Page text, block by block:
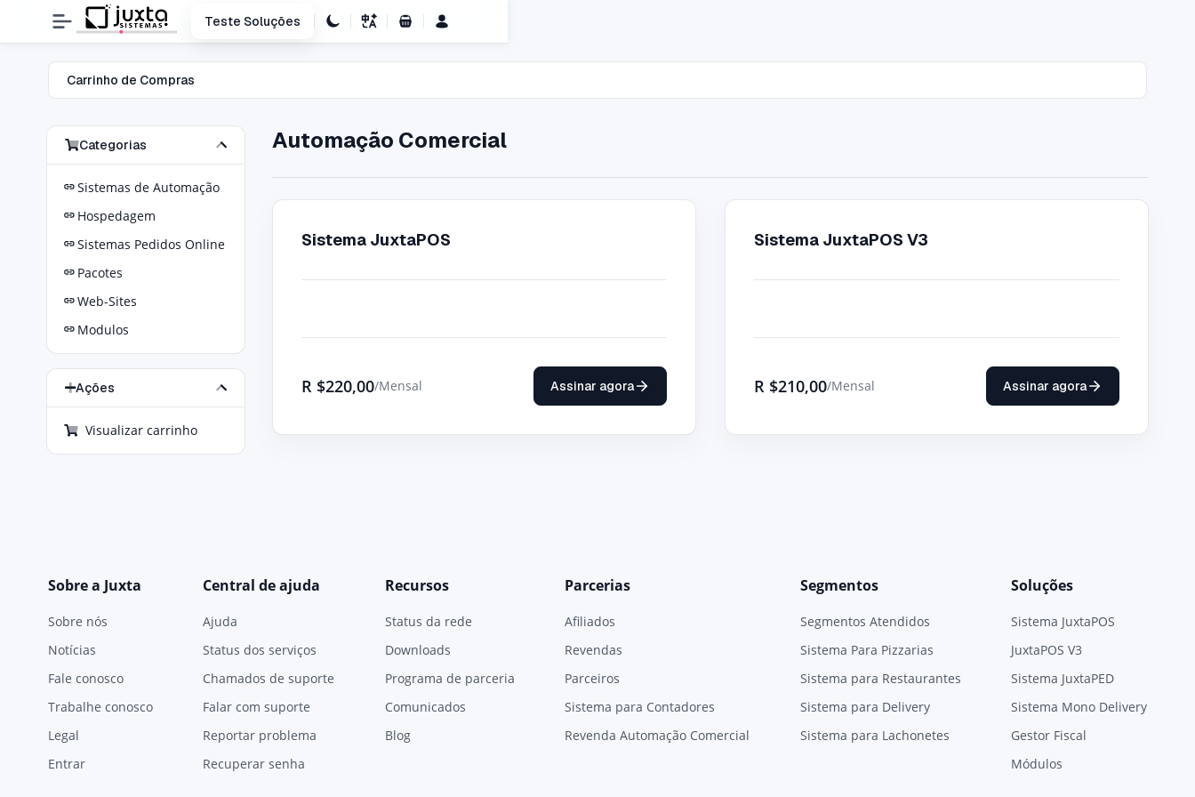
Teste Soluções
Carrinho de Compras
Carrinho de Compras
Categorias
Sistemas de Automação
Hospedagem
Sistemas Pedidos Online
Pacotes
Web-Sites
Modulos
Ações
Visualizar carrinho
Automação Comercial
Sistema JuxtaPOS
R $220,00/Mensal Assinar agora
Sistema JuxtaPOS V3
R $210,00/Mensal Assinar agora
Sobre a Juxta
Sobre nós
Notícias
Fale conosco
Trabalhe conosco
Legal
Entrar
Central de ajuda
Ajuda
Status dos serviços
Chamados de suporte
Falar com suporte
Reportar problema
Recuperar senha
Recursos
Status da rede
Downloads
Programa de parceria
Comunicados
Blog
Parcerias
Afiliados
Revendas
Parceiros
Sistema para Contadores
Revenda Automação Comercial
Segmentos
Segmentos Atendidos
Sistema Para Pizzarias
Sistema para Restaurantes
Sistema para Delivery
Sistema para Lachonetes
Soluções
Sistema JuxtaPOS
JuxtaPOS V3
Sistema JuxtaPED
Sistema Mono Delivery
Gestor Fiscal
Módulos